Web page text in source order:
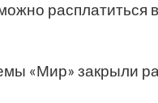
расплатиться
«Мир» закрыли